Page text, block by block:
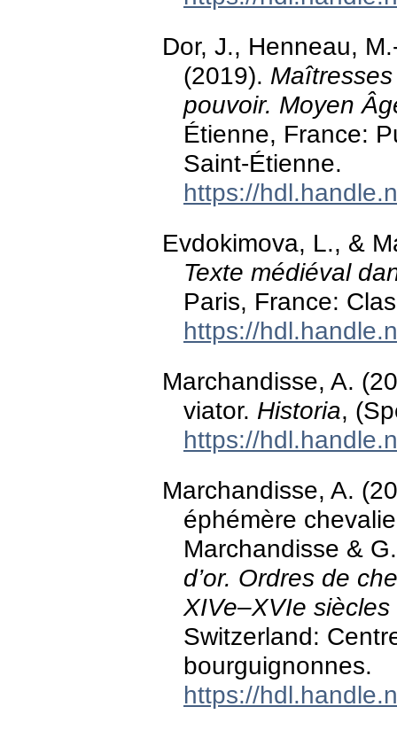
Dor, J., Henneau,
(2019).
pouvoir. Moyen
Étienne, France:
Saint-Étienne.
https://
Evdokimova, L., &
Texte médiéval
Paris, France:
https://
Marchandisse, A.
viator. Historia,
https://
Marchandisse, A.
éphémère
Marchandisse &
d’or. Ordres de
XIVe–XVIe siècles
Switzerland:
bourguignonnes.
https://